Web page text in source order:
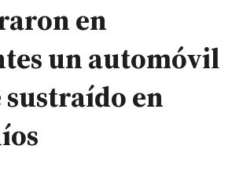
en
un automóvil
en